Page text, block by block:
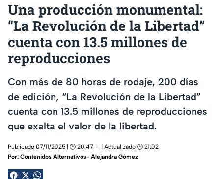
Una producción monumental:
“La Revolución de la Libertad”
cuenta con 13.5 millones de
reproducciones
Con más de 80 horas de rodaje, 200 días
de edición, “La Revolución de la Libertad”
cuenta con 13.5 millones de reproducciones
que exalta el valor de la libertad.
Publicado 07/11/2025 | 🕑 20:47
| Actualizado 🕑 21:02
Por: Contenidos Alternativos- Alejandra Gómez